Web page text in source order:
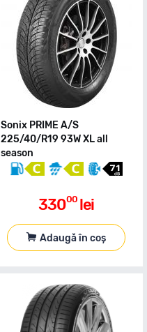
Sonix PRIME A/S
225/40/R19 93W XL all
season
33000 lei
Adaugă în coș